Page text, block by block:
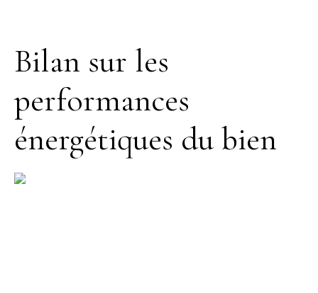
Bilan sur les
performances
énergétiques du bien